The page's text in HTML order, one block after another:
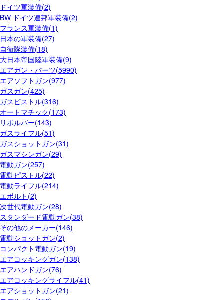
ドイツ軍装備(2)
BW ドイツ連邦軍装備(2)
フランス軍装備(1)
日本の軍装備(27)
自衛隊装備(18)
大日本帝国陸軍装備(9)
エアガン・パーツ(5990)
エアソフトガン(977)
ガスガン(425)
ガスピストル(316)
オートマチック(173)
リボルバー(143)
ガスライフル(51)
ガスショットガン(31)
ガスマシンガン(29)
電動ガン(257)
電動ピストル(22)
電動ライフル(214)
エボルト(2)
次世代電動ガン(28)
スタンダード電動ガン(38)
その他のメーカー(146)
電動ショットガン(2)
コンパクト電動ガン(19)
エアコッキングガン(138)
エアハンドガン(76)
エアコッキングライフル(41)
エアショットガン(21)